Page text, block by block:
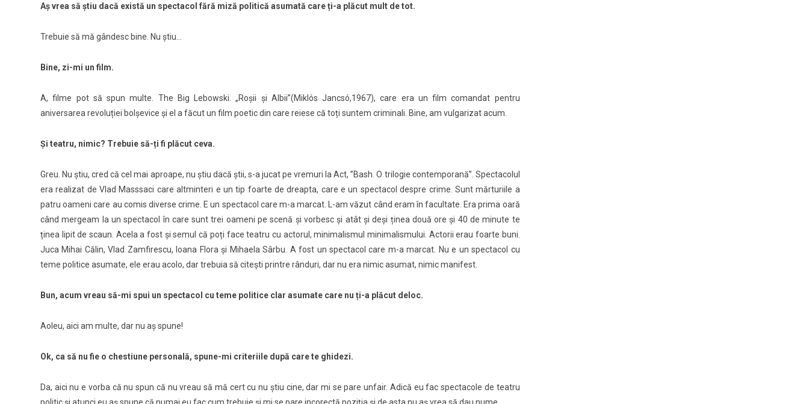
Aș vrea să știu dacă există un spectacol fără miză politică asumată care ți-a plăcut mult de tot.
Trebuie să mă gândesc bine. Nu știu…
Bine, zi-mi un film.
A, filme pot să spun multe. The Big Lebowski. „Roșii și Albii”(Miklós Jancsó,1967), care era un film comandat pentru
aniversarea revoluției bolșevice și el a făcut un film poetic din care reiese că toți suntem criminali. Bine, am vulgarizat acum.
Și teatru, nimic? Trebuie să-ți fi plăcut ceva.
Greu. Nu știu, cred că cel mai aproape, nu știu dacă știi, s-a jucat pe vremuri la Act, ”Bash. O trilogie contemporană”. Spectacolul
era realizat de Vlad Masssaci care altminteri e un tip foarte de dreapta, care e un spectacol despre crime. Sunt mărturiile a
patru oameni care au comis diverse crime. E un spectacol care m-a marcat. L-am văzut când eram în facultate. Era prima oară
când mergeam la un spectacol în care sunt trei oameni pe scenă și vorbesc și atât și deși ținea două ore și 40 de minute te
ținea lipit de scaun. Acela a fost și semul că poți face teatru cu actorul, minimalismul minimalismului. Actorii erau foarte buni.
Juca Mihai Călin, Vlad Zamfirescu, Ioana Flora și Mihaela Sârbu. A fost un spectacol care m-a marcat. Nu e un spectacol cu
teme politice asumate, ele erau acolo, dar trebuia să citești printre rânduri, dar nu era nimic asumat, nimic manifest.
Bun, acum vreau să-mi spui un spectacol cu teme politice clar asumate care nu ți-a plăcut deloc.
Aoleu, aici am multe, dar nu aș spune!
Ok, ca să nu fie o chestiune personală, spune-mi criteriile după care te ghidezi.
Da, aici nu e vorba că nu spun că nu vreau să mă cert cu nu știu cine, dar mi se pare unfair. Adică eu fac spectacole de teatru